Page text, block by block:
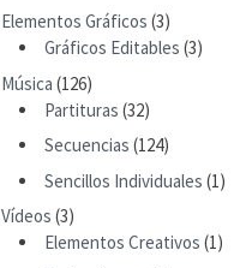
C
F
Elementos Gráficos (3)
Gráficos Editables (3)
Música (126)
Partituras (32)
Secuencias (124)
Sencillos Individuales (1)
Vídeos (3)
Elementos Creativos (1)